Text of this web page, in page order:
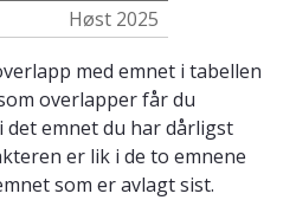
Høst 2025
med emnet i tabellen
overlapper får du
emnet du har dårligst
er lik i de to emnene
som er avlagt sist.